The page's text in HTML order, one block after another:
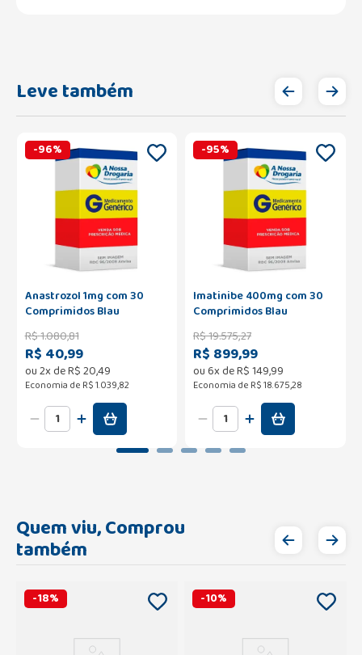
Leve também
-96%
Anastrozol 1mg com 30
Comprimidos Blau
R$1.080,81
R$ 40,99
ou2x deR$20,49
Economia de R$ 1.039,82
-95%
Imatinibe 400mg com 30
Comprimidos Blau
R$19.575,27
R$ 899,99
ou6x deR$149,99
Economia de R$ 18.675,28
Quem viu, Comprou
também
-18% -10%